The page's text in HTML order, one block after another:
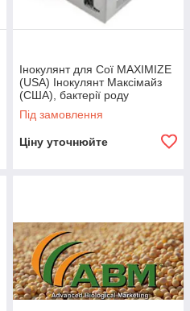
Інокулянт для Сої MAXIMIZE
(USA) Інокулянт Максімайз
(США), бактерії роду
Bradyrhizobium Japonicum 4
млрд/шт
Під замовлення
Ціну уточнюйте